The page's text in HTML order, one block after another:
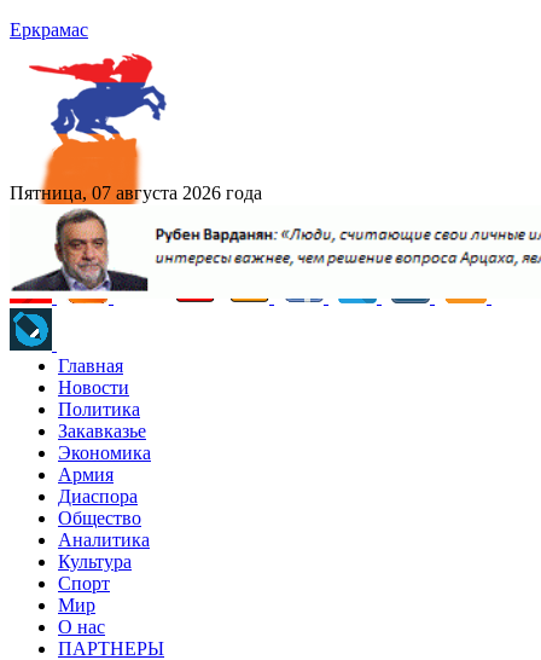
Еркрамас
Пятница, 07 августа 2026 года
Главная
Новости
Политика
Закавказье
Экономика
Армия
Диаспора
Общество
Аналитика
Культура
Спорт
Мир
О нас
ПАРТНЕРЫ